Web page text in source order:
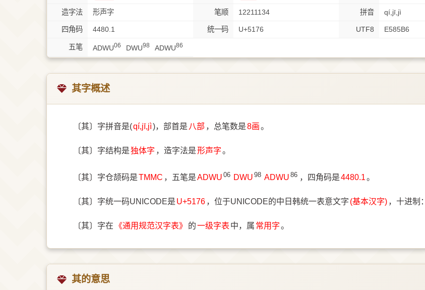
造字法 形声字 笔顺 12211134 拼音 qí,jī,jì
四角码 4480.1 统一码 U+5176 UTF8 E585B6
五笔 ADWU06 DWU98 ADWU86
其字概述
〔其〕字拼音是(qí,jī,jì)，部首是 ⼋部 ，总笔数是8画。
〔其〕字结构是独体字 ，造字法是形声字。
〔其〕字仓颉码是TMMC ，五笔是ADWU 06 DWU 98 ADWU 86 ，四角码是4480.1。
〔其〕字统一码UNICODE是 U+5176 ，位于UNICODE的中日韩统一表意文字 (基本汉字) ，十进制：
〔其〕字在 《通用规范汉字表》 的一级字表 中，属 常用字。
其的意思